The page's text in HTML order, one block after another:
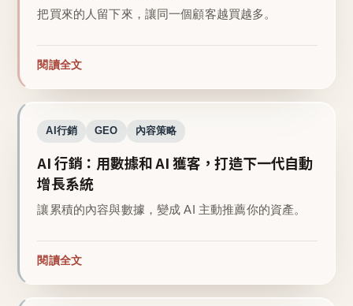
把買來的人留下來，讓同一個顧客越買越多。
閱讀全文
AI行銷 GEO 內容策略
AI 行銷：用數據和 AI 獲客，打造下一代自動
增長系統
讓累積的內容與數據，變成 AI 主動推薦你的資產。
閱讀全文